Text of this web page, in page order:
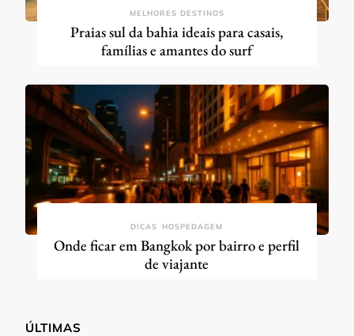
MELHORES DESTINOS
Praias sul da bahia ideais para casais,
famílias e amantes do surf
DICAS HOSPEDAGEM
Onde ficar em Bangkok por bairro e perfil
de viajante
ÚLTIMAS